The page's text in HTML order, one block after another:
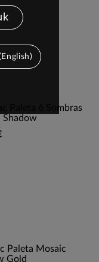
Paleta 6 Sombras
Shadow
Paleta Mosaic
Gold